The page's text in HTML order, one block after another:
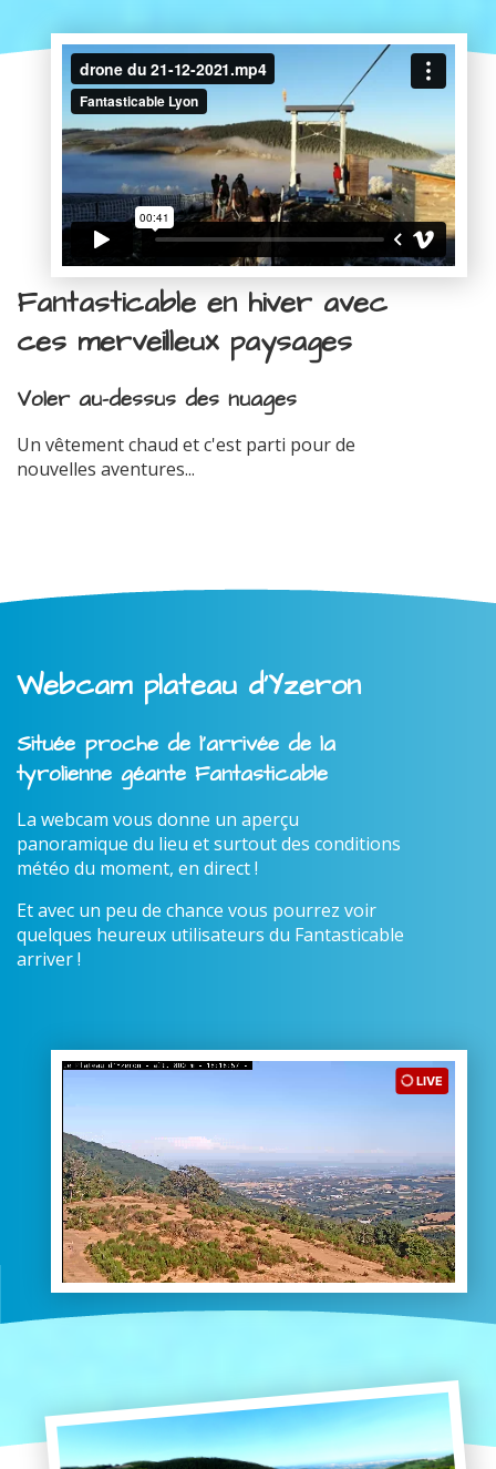
Fantasticable en hiver avec
ces merveilleux paysages
Voler au-dessus des nuages
Un vêtement chaud et c'est parti pour de
nouvelles aventures...
Webcam plateau d'Yzeron
Située proche de l'arrivée de la
tyrolienne géante Fantasticable
La webcam vous donne un aperçu
panoramique du lieu et surtout des conditions
météo du moment, en direct !
Et avec un peu de chance vous pourrez voir
quelques heureux utilisateurs du Fantasticable
arriver !